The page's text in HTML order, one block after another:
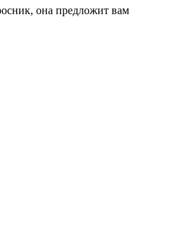
она предложит вам